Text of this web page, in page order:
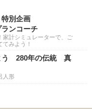
特別企画
ンコーチ
家計シミュレーターで、ご
みよう！
う 280年の伝統 真
人形